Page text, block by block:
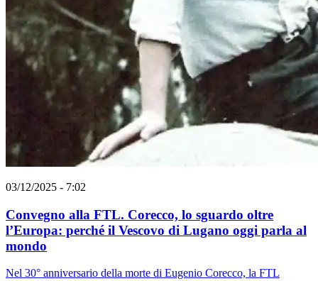
03/12/2025 - 7:02
Convegno alla FTL. Corecco, lo sguardo oltre
l’Europa: perché il Vescovo di Lugano oggi parla al
mondo
Nel 30° anniversario della morte di Eugenio Corecco, la FTL